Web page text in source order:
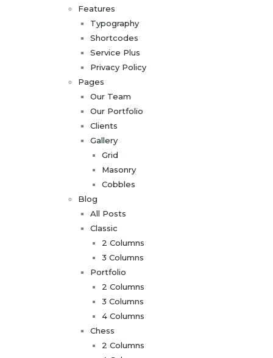
Features
Typography
Shortcodes
Service Plus
Privacy Policy
Pages
Our Team
Our Portfolio
Clients
Gallery
Grid
Masonry
Cobbles
Blog
All Posts
Classic
2 Columns
3 Columns
Portfolio
2 Columns
3 Columns
4 Columns
Chess
2 Columns